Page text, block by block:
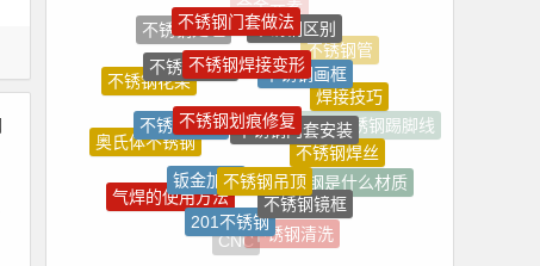
不锈钢处理
不锈钢门套做法不锈钢区别
不锈钢管
不锈钢花架
不锈钢花坛不锈钢焊接变形
不锈钢画框
焊接技巧
拉丝不锈钢踢脚线
不锈钢加工厂
奥氏体不锈钢
不锈钢焊接
不锈钢划痕修复
不锈钢门套安装
不锈钢焊丝
碳钢是什么材质
不锈钢相框
气焊的使用方法
钣金加工不锈钢吊顶
不锈钢镜框
不锈钢清洗
CNC
201不锈钢